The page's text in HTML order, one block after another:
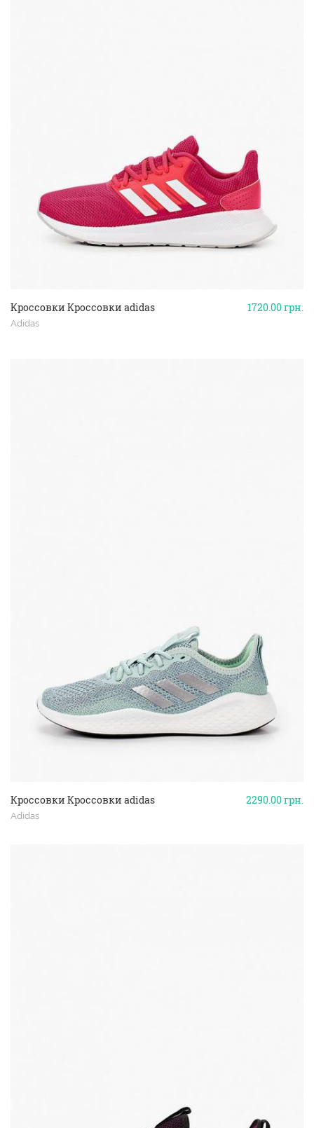
1720.00грн.
Кроссовки Кроссовки adidas
Adidas
2290.00грн.
Кроссовки Кроссовки adidas
Adidas